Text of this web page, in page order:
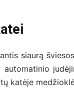
siaurą
katėje